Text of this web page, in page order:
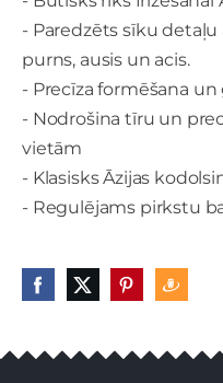
- Paredzēts sīku
purns, ausis un acis.
- Precīza formēšana un
- Nodrošina tīru un
vietām
- Klasisks Āzijas
- Regulējams pirkstu